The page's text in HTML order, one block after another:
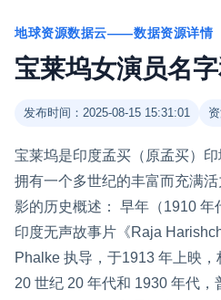
地球资源数据云——数据资源详情
宝莱坞女演员名
发布时间：2025-08-15 15:31:01
宝莱坞是印度孟买（原孟买）
拥有一个多世纪的丰富而充满
影的历史概述： 早年（1910 年
印度无声故事片《Raja
Phalke 执导，于1913 年上映，
20 世纪 20 年代和 1930 年代